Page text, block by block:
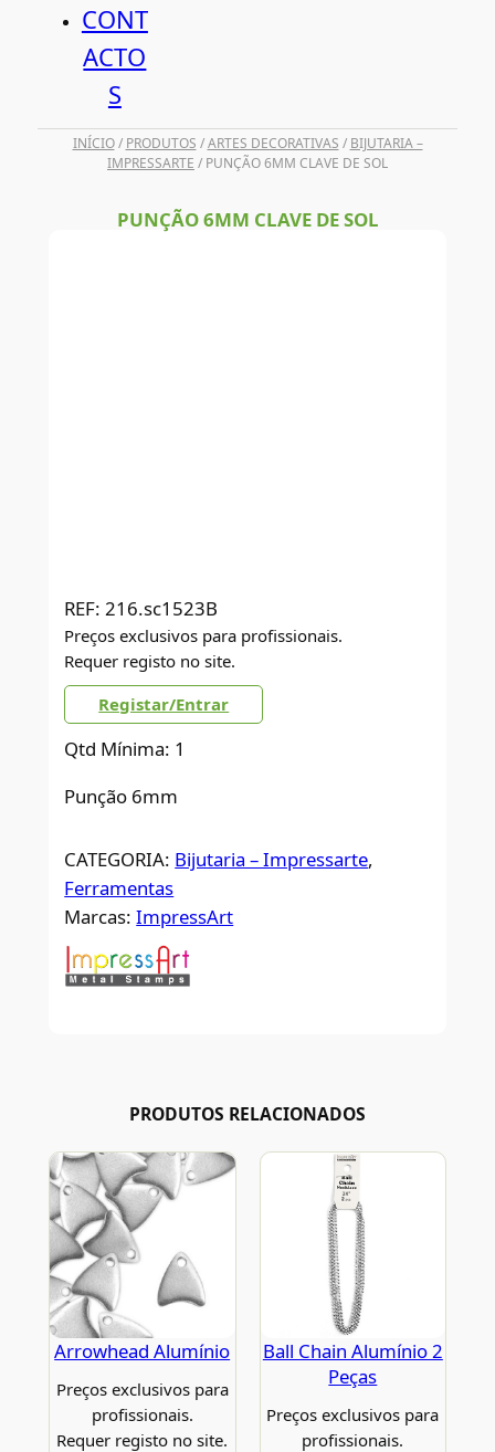
CONT
ACTO
S
INÍCIO/ PRODUTOS /ARTES DECORATIVAS / BIJUTARIA –
IMPRESSARTE / PUNÇÃO 6MM CLAVE DE SOL
PUNÇÃO 6MM CLAVE DE SOL
REF: 216.sc1523B
Preços exclusivos para profissionais.
Requer registo no site.
Registar/Entrar
Qtd Mínima: 1
Punção 6mm
CATEGORIA: Bijutaria – Impressarte
Ferramentas
Marcas:ImpressArt
PRODUTOS RELACIONADOS
Arrowhead Alumínio
Preços exclusivos para
profissionais.
Requer registo no site.
Ball Chain Alumínio 2
Peças
Preços exclusivos para
profissionais.